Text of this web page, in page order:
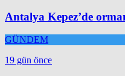
Antalya Kepez’de
GÜNDEM
19 gün önce